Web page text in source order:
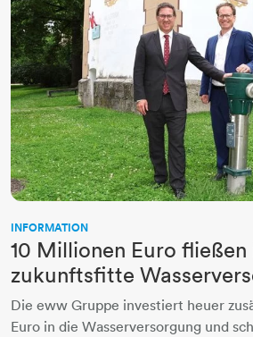
INFORMATION
10 Millionen Euro fließen
zukunftsfitte
Die eww Gruppe investiert heuer
Euro in die Wasserversorgung und